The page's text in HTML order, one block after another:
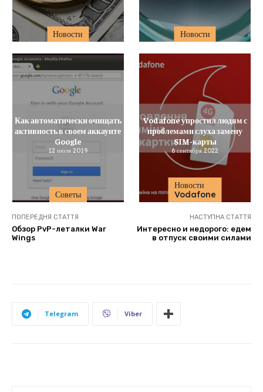
Новости Новости
Советы
Как автоматически очищать
активность в своем аккаунте
Google
12 июля 2019
Новости
Vodafone
Vodafone упростил людям с
проблемами слуха замену
SIM-карты
6 сентября 2022
ПОПЕРЕДНЯ СТАТТЯ
Обзор PvP-леталки War
Wings
НАСТУПНА СТАТТЯ
Интересно и недорого: едем
в отпуск своими силами
Telegram Viber